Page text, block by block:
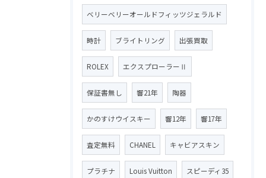
ベリーベリーオールドフィッツジェラルド
時計 ブライトリング 出張買取
ROLEX エクスプローラーⅡ
保証書無し 響21年 陶器
かのすけウイスキー 響12年 響17年
査定無料 CHANEL キャビアスキン
プラチナ Louis Vuitton スピーディ35